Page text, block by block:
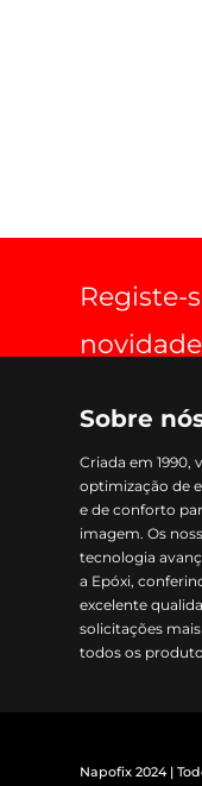
Registe-
Sobre
Criada em 1990,
optimização de
e de conforto
imagem. Os
tecnologia
a Epóxi,
excelente
solicitações
todos os
Napofix 2024 |